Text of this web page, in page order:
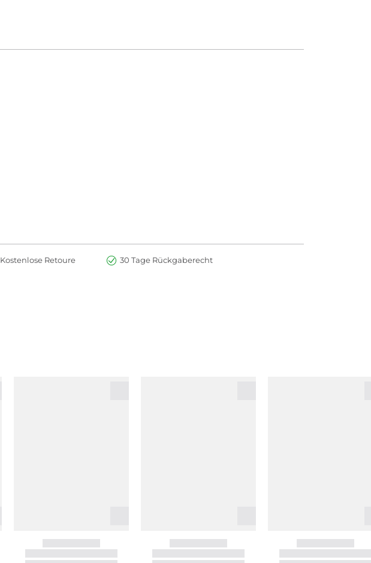
Kostenlose Retoure 30 Tage Rückgaberecht